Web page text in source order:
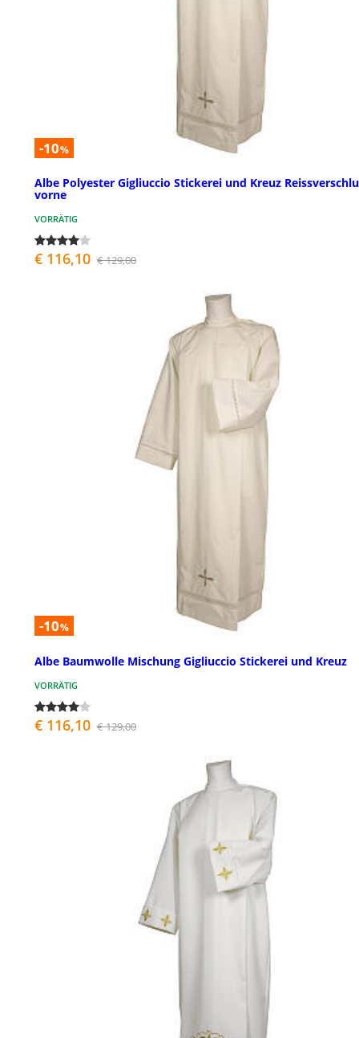
-10%
Albe Polyester Gigliuccio Stickerei und Kreuz
vorne
VORRÄTIG
€ 116,10 € 129,00
-10%
Albe Baumwolle Mischung Gigliuccio Stickerei und Kreuz
VORRÄTIG
€ 116,10 € 129,00